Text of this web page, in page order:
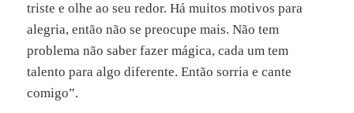
triste e olhe ao seu redor. Há muitos motivos para
alegria, então não se preocupe mais. Não tem
problema não saber fazer mágica, cada um tem
talento para algo diferente. Então sorria e cante
comigo”.